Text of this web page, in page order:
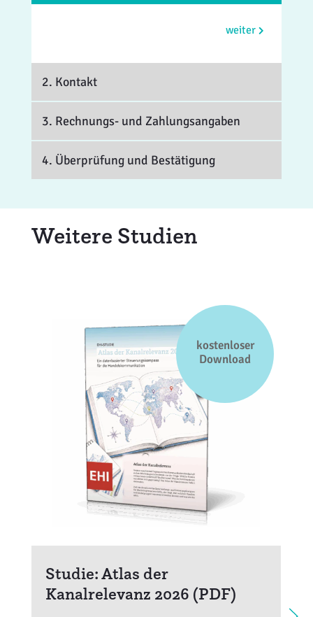
weiter
2. Kontakt
3. Rechnungs- und Zahlungsangaben
4. Überprüfung und Bestätigung
Weitere Studien
kostenloser
Download
Studie: Atlas der
Kanalrelevanz 2026 (PDF)